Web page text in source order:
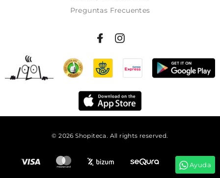
martes!
Preguntas Frecuentes
© 2026 Shopiteca. All rights reserved.
Ayuda